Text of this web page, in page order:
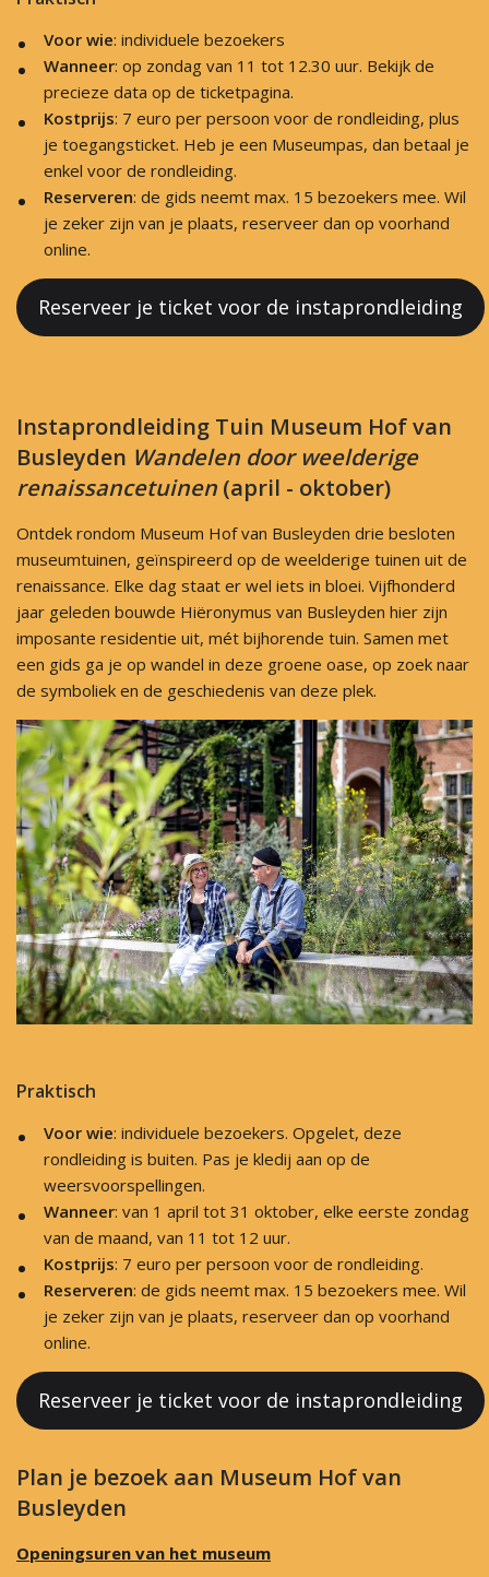
Voor wie: individuele bezoekers
Wanneer: op zondag van 11 tot 12.30 uur. Bekijk de
precieze data op de ticketpagina.
Kostprijs: 7 euro per persoon voor de rondleiding, plus
je toegangsticket. Heb je een Museumpas, dan betaal je
enkel voor de rondleiding.
Reserveren: de gids neemt max. 15 bezoekers mee. Wil
je zeker zijn van je plaats, reserveer dan op voorhand
online.
Reserveer je ticket voor de instaprondleiding
Instaprondleiding Tuin Museum Hof van
Busleyden Wandelen door weelderige
renaissancetuinen (april - oktober)
Ontdek rondom Museum Hof van Busleyden drie besloten
museumtuinen, geïnspireerd op de weelderige tuinen uit de
renaissance. Elke dag staat er wel iets in bloei. Vijfhonderd
jaar geleden bouwde Hiëronymus van Busleyden hier zijn
imposante residentie uit, mét bijhorende tuin. Samen met
een gids ga je op wandel in deze groene oase, op zoek naar
de symboliek en de geschiedenis van deze plek.
Praktisch
Voor wie: individuele bezoekers. Opgelet, deze
rondleiding is buiten. Pas je kledij aan op de
weersvoorspellingen.
Wanneer: van 1 april tot 31 oktober, elke eerste zondag
van de maand, van 11 tot 12 uur.
Kostprijs: 7 euro per persoon voor de rondleiding.
Reserveren: de gids neemt max. 15 bezoekers mee. Wil
je zeker zijn van je plaats, reserveer dan op voorhand
online.
Reserveer je ticket voor de instaprondleiding
Plan je bezoek aan Museum Hof van
Busleyden
Openingsuren van het museum